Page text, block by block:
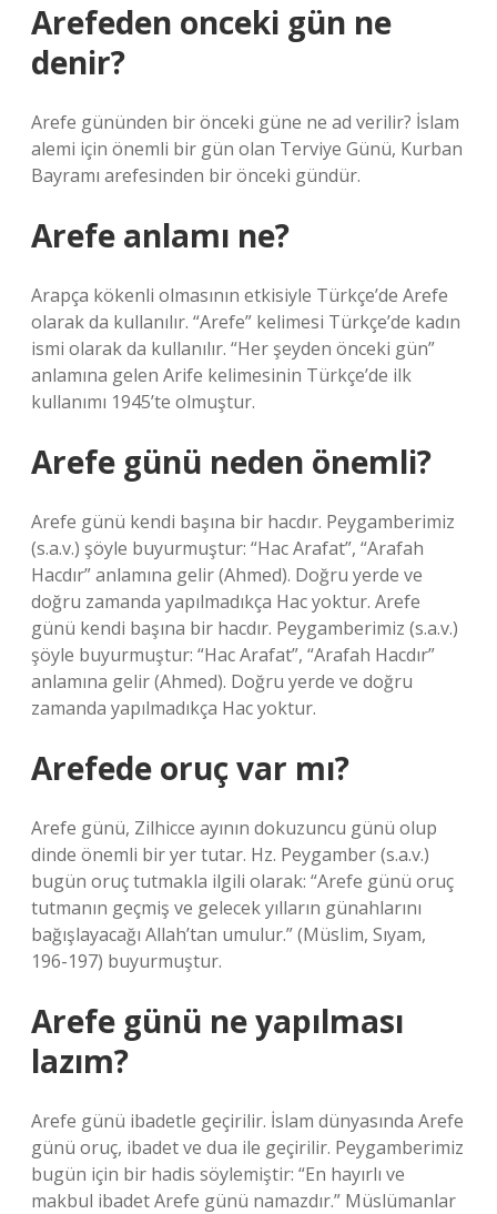
Arefeden onceki gün ne
denir?
Arefe gününden bir önceki güne ne ad verilir? İslam
alemi için önemli bir gün olan Terviye Günü, Kurban
Bayramı arefesinden bir önceki gündür.
Arefe anlamı ne?
Arapça kökenli olmasının etkisiyle Türkçe’de Arefe
olarak da kullanılır. “Arefe” kelimesi Türkçe’de kadın
ismi olarak da kullanılır. “Her şeyden önceki gün”
anlamına gelen Arife kelimesinin Türkçe’de ilk
kullanımı 1945’te olmuştur.
Arefe günü neden önemli?
Arefe günü kendi başına bir hacdır. Peygamberimiz
(s.a.v.) şöyle buyurmuştur: “Hac Arafat”, “Arafah
Hacdır” anlamına gelir (Ahmed). Doğru yerde ve
doğru zamanda yapılmadıkça Hac yoktur. Arefe
günü kendi başına bir hacdır. Peygamberimiz (s.a.v.)
şöyle buyurmuştur: “Hac Arafat”, “Arafah Hacdır”
anlamına gelir (Ahmed). Doğru yerde ve doğru
zamanda yapılmadıkça Hac yoktur.
Arefede oruç var mı?
Arefe günü, Zilhicce ayının dokuzuncu günü olup
dinde önemli bir yer tutar. Hz. Peygamber (s.a.v.)
bugün oruç tutmakla ilgili olarak: “Arefe günü oruç
tutmanın geçmiş ve gelecek yılların günahlarını
bağışlayacağı Allah’tan umulur.” (Müslim, Sıyam,
196-197) buyurmuştur.
Arefe günü ne yapılması
lazım?
Arefe günü ibadetle geçirilir. İslam dünyasında Arefe
günü oruç, ibadet ve dua ile geçirilir. Peygamberimiz
bugün için bir hadis söylemiştir: “En hayırlı ve
makbul ibadet Arefe günü namazdır.” Müslümanlar